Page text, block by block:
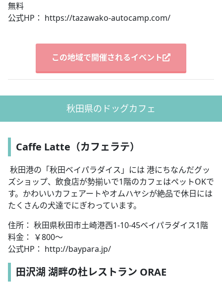
無料
公式HP： https://tazawako-autocamp.com/
この地域で開催されるイベント
秋田県のドッグカフェ
Caffe Latte（カフェラテ）
秋田港の「秋田ベイパラダイス」には 港にちなんだグッ
ズショップ、飲食店が勢揃いで1階のカフェはペットOKで
す。かわいいカフェアートやオムハヤシが絶品で休日には
たくさんの犬達でにぎわっています。
住所： 秋田県秋田市土崎港西1-10-45ベイパラダイス1階
料金： ￥800～
公式HP： http://baypara.jp/
田沢湖 湖畔の杜レストラン ORAE